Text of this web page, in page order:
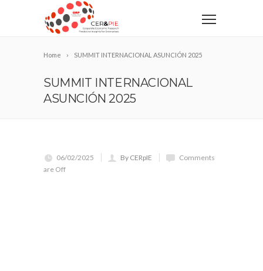
Home SUMMIT INTERNACIONAL ASUNCIÓN 2025
SUMMIT INTERNACIONAL
ASUNCIÓN 2025
06/02/2025 By CERpIE
Comments
are Off